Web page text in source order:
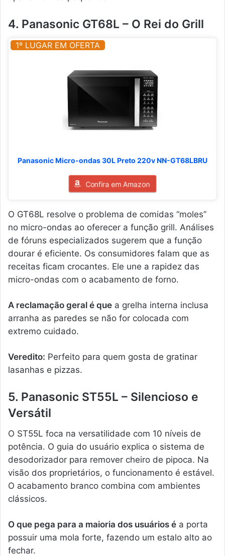
4. Panasonic GT68L – O Rei do Grill
1º LUGAR EM OFERTA
Panasonic Micro-ondas 30L Preto 220v NN-GT68LBRU
Confira em Amazon
O GT68L resolve o problema de comidas “moles”
no micro-ondas ao oferecer a função grill. Análises
de fóruns especializados sugerem que a função
dourar é eficiente. Os consumidores falam que as
receitas ficam crocantes. Ele une a rapidez das
micro-ondas com o acabamento de forno.
A reclamação geral é que a grelha interna inclusa
arranha as paredes se não for colocada com
extremo cuidado.
Veredito: Perfeito para quem gosta de gratinar
lasanhas e pizzas.
5. Panasonic ST55L – Silencioso e
Versátil
O ST55L foca na versatilidade com 10 níveis de
potência. O guia do usuário explica o sistema de
desodorizador para remover cheiro de pipoca. Na
visão dos proprietários, o funcionamento é estável.
O acabamento branco combina com ambientes
clássicos.
O que pega para a maioria dos usuários é a porta
possuir uma mola forte, fazendo um estalo alto ao
fechar.